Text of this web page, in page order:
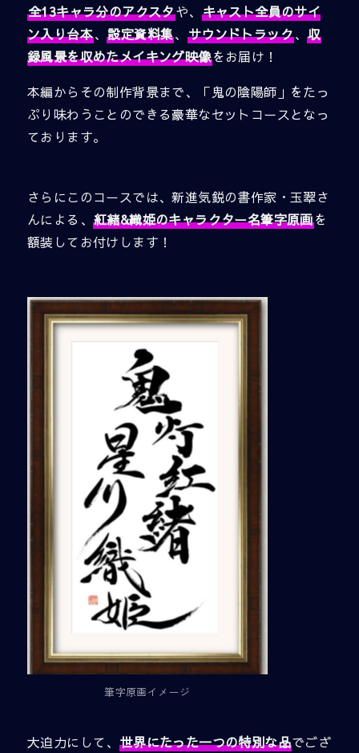
全13キャラ分のアクスタや、 キャスト全員のサイ
ン入り台本、設定資料集、 サウンドトラック、収
録風景を収めたメイキング映像をお届け！
本編からその制作背景まで、「鬼の陰陽師」をたっ
ぷり味わうことのできる豪華なセットコースとなっ
ております。
さらにこのコースでは、新進気鋭の書作家・玉翠さ
んによる、 紅緒&織姫のキャラクター名筆字原画を
額装してお付けします！
筆字原画イメージ
大迫力にして、 世界にたった一つの特別な品でござ